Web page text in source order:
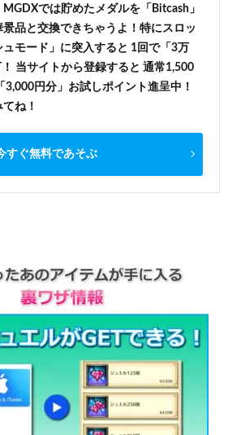
では貯めたメダルを「Bitcash」
品と交換できちゃうよ！特にスロッ
ュモード」に突入すると 1回で「3万
当サイトから登録すると 通常1,500
3,000円分」お試しポイント進呈中！
ね！
すぐ無料であそぶ